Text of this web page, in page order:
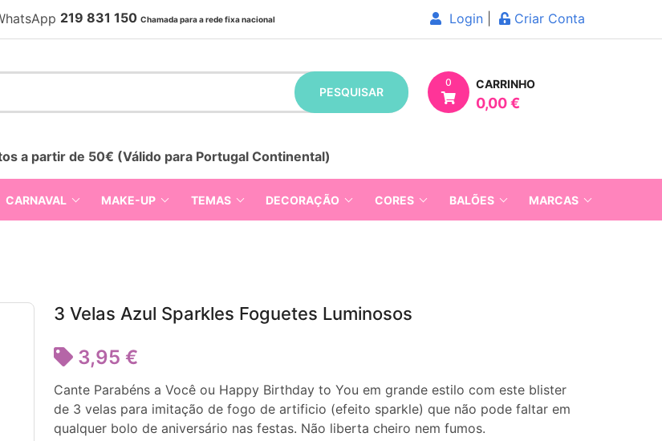
219 831 150 Chamada para a rede fixa nacional Login Criar Conta
PESQUISAR
0 CARRINHO
0,00 €
a partir de 50€ (Válido para Portugal Continental)
CARNAVAL MAKE-UP TEMAS DECORAÇÃO CORES BALÕES MARCAS
3 Velas Azul Sparkles Foguetes Luminosos
3,95 €
Cante Parabéns a Você ou Happy Birthday to You em grande estilo com este blister
de 3 velas para imitação de fogo de artificio (efeito sparkle) que não pode faltar em
qualquer bolo de aniversário nas festas. Não liberta cheiro nem fumos.